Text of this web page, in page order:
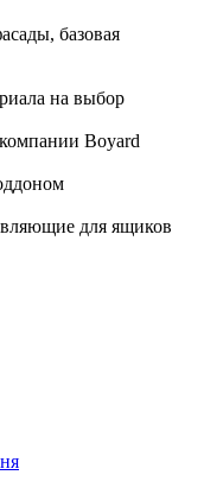
базовая
на выбор
Boyard
для ящиков